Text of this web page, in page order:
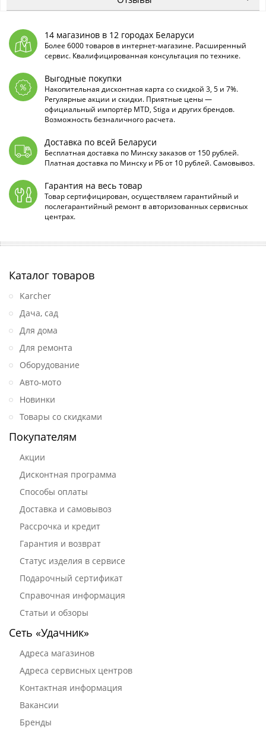
14 магазинов в 12 городах Беларуси
Более 6000 товаров в интернет-магазине. Расширенный
сервис. Квалифицированная консультация по технике.
Выгодные покупки
Накопительная дисконтная карта со скидкой 3, 5 и 7%.
Регулярные акции и скидки. Приятные цены —
официальный импортёр MTD, Stiga и других брендов.
Возможность безналичного расчета.
Доставка по всей Беларуси
Бесплатная доставка по Минску заказов от 150 рублей.
Платная доставка по Минску и РБ от 10 рублей. Самовывоз.
Гарантия на весь товар
Товар сертифицирован, осуществляем гарантийный и
послегарантийный ремонт в авторизованных сервисных
центрах.
Каталог товаров
Karcher
Дача, сад
Для дома
Для ремонта
Оборудование
Авто-мото
Новинки
Товары со скидками
Покупателям
Акции
Дисконтная программа
Способы оплаты
Доставка и самовывоз
Рассрочка и кредит
Гарантия и возврат
Статус изделия в сервисе
Подарочный сертификат
Справочная информация
Статьи и обзоры
Сеть «Удачник»
Адреса магазинов
Адреса сервисных центров
Контактная информация
Вакансии
Бренды